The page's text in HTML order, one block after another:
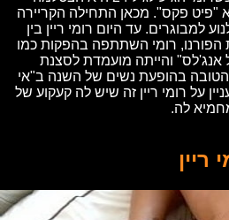
פקס". מכאן התחילה הקריירה
למבוגרים. עד היום רומי ריין בין
הפורנו, רומי השתתפה בהפקות כמו
אנג'לס" והייתה מועמדת לסצנת
הטובה בהופעת נשים של השנה ב"אי
על רומי ריין זה שיש לה קעקוע של
לה.